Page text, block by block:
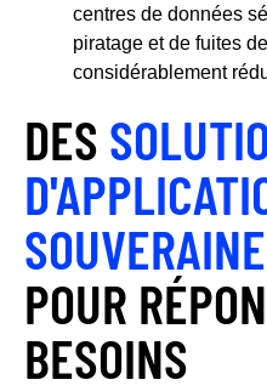
centres de données
piratage et de fuites
considérablement
DES
POUR
BESOINS